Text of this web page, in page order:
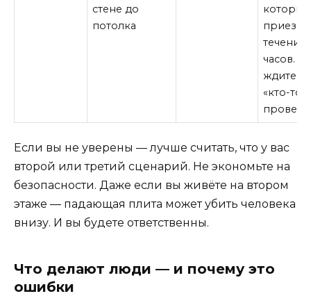
стене до
потолка
которые
течение
часов.
ждите,
«кто-то
Если вы не уверены — лучше считать, что у вас
второй или третий сценарий. Не экономьте на
безопасности. Даже если вы живёте на втором
этаже — падающая плита может убить человека
внизу. И вы будете ответственны.
Что делают люди — и почему это
ошибки